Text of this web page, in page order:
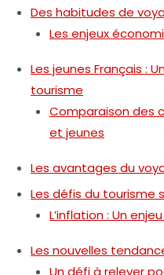
Des habitudes de
Les enjeux
Les jeunes Français :
tourisme
Comparaison des
et jeunes
Les avantages du
Les défis du tourisme
L’inflation : Un
Les nouvelles
Un défi à relever